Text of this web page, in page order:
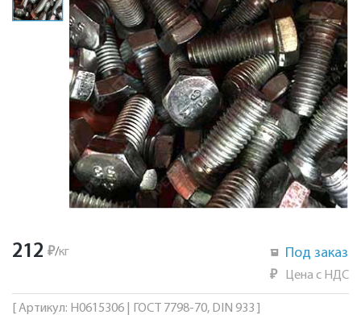
212 ₽/кг Под заказ
₽ Цена с НДС
[ Артикул: Н0615306 | ГОСТ 7798-70, DIN 933 ]